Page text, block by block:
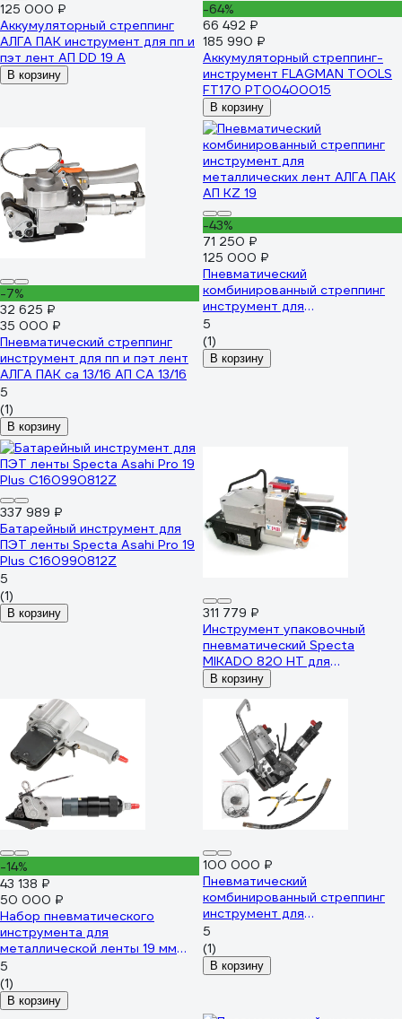
125 000 ₽
Аккумуляторный стреппинг
АЛГА ПАК инструмент для пп и
пэт лент АП DD 19 A
В корзину
-64%
66 492 ₽
185 990 ₽
Аккумуляторный стреппинг-
инструмент FLAGMAN TOOLS
FT170 PT00400015
В корзину
-7%
32 625 ₽
35 000 ₽
Пневматический стреппинг
инструмент для пп и пэт лент
АЛГА ПАК са 13/16 АП СА 13/16
5
(1)
В корзину
-43%
71 250 ₽
125 000 ₽
Пневматический
комбинированный стреппинг
инструмент для
металлических лент АЛГА ПАК
АП KZ 19
5
(1)
В корзину
337 989 ₽
Батарейный инструмент для
ПЭТ ленты Specta Asahi Pro 19
Plus C160990812Z
5
(1)
В корзину
311 779 ₽
Инструмент упаковочный
пневматический Specta
MIKADO 820 HT для
пластиковой ленты 19 мм
C110190630Z
В корзину
-14%
43 138 ₽
50 000 ₽
Набор пневматического
инструмента для
металлической ленты 19 мм
АЛГА ПАК АП FTLS 19
5
(1)
В корзину
100 000 ₽
Пневматический
комбинированный стреппинг
инструмент для
металлических лент АЛГА ПАК
АП KZ 32 B
5
(1)
В корзину